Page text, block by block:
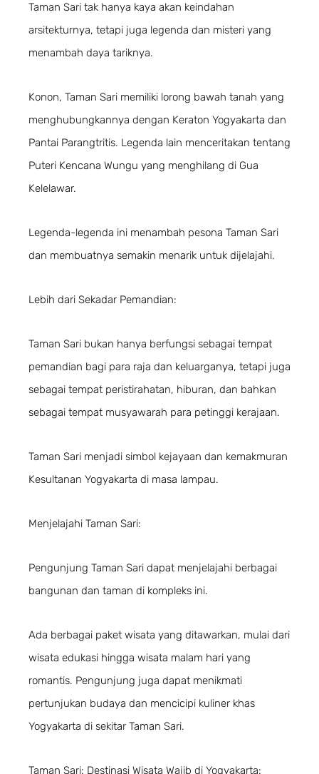
Taman Sari tak hanya kaya akan keindahan
arsitekturnya, tetapi juga legenda dan misteri yang
menambah daya tariknya.
Konon, Taman Sari memiliki lorong bawah tanah yang
menghubungkannya dengan Keraton Yogyakarta dan
Pantai Parangtritis. Legenda lain menceritakan tentang
Puteri Kencana Wungu yang menghilang di Gua
Kelelawar.
Legenda-legenda ini menambah pesona Taman Sari
dan membuatnya semakin menarik untuk dijelajahi.
Lebih dari Sekadar Pemandian:
Taman Sari bukan hanya berfungsi sebagai tempat
pemandian bagi para raja dan keluarganya, tetapi juga
sebagai tempat peristirahatan, hiburan, dan bahkan
sebagai tempat musyawarah para petinggi kerajaan.
Taman Sari menjadi simbol kejayaan dan kemakmuran
Kesultanan Yogyakarta di masa lampau.
Menjelajahi Taman Sari:
Pengunjung Taman Sari dapat menjelajahi berbagai
bangunan dan taman di kompleks ini.
Ada berbagai paket wisata yang ditawarkan, mulai dari
wisata edukasi hingga wisata malam hari yang
romantis. Pengunjung juga dapat menikmati
pertunjukan budaya dan mencicipi kuliner khas
Yogyakarta di sekitar Taman Sari.
Taman Sari: Destinasi Wisata Wajib di Yogyakarta: